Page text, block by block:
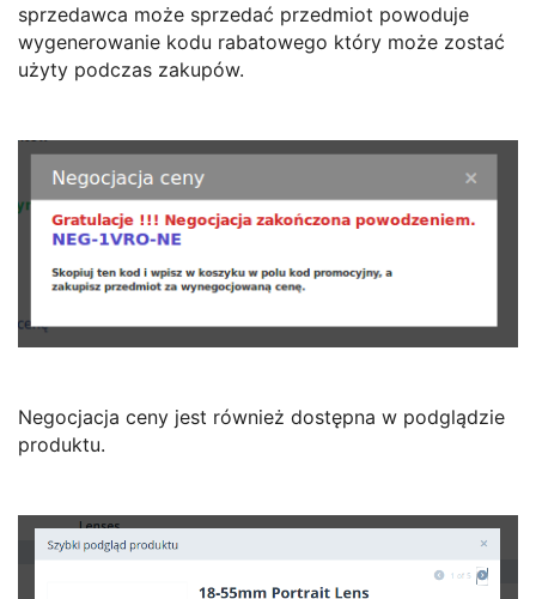
sprzedawca może sprzedać przedmiot powoduje
wygenerowanie kodu rabatowego który może zostać
użyty podczas zakupów.
Negocjacja ceny jest również dostępna w podglądzie
produktu.